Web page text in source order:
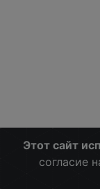
Этот сайт
согласие